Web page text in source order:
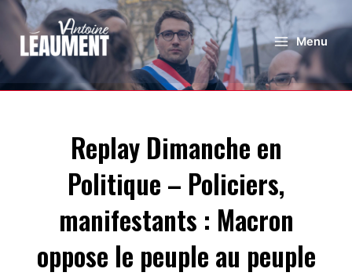
Menu
Replay Dimanche en
Politique – Policiers,
manifestants : Macron
oppose le peuple au peuple